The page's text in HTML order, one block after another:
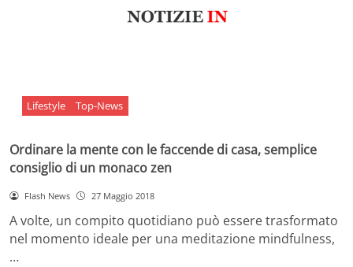
Lifestyle Top-News
Ordinare la mente con le faccende di casa, semplice
consiglio di un monaco zen
Flash News 27 Maggio 2018
A volte, un compito quotidiano può essere trasformato
nel momento ideale per una meditazione mindfulness,
…